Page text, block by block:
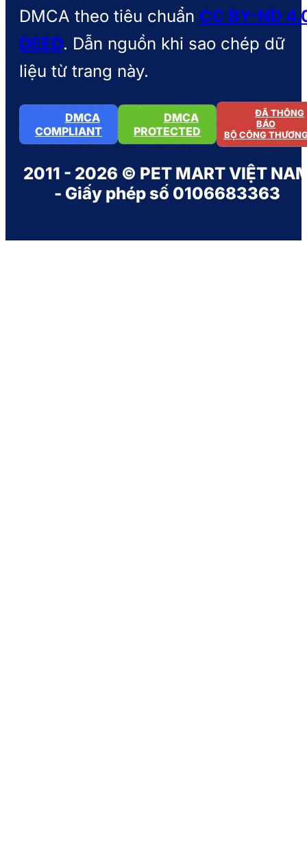
DMCA theo tiêu chuẩn CC BY-ND
DEED. Dẫn nguồn khi sao chép dữ
liệu từ trang này.
DMCA
COMPLIANT
DMCA
PROTECTED
ĐÃ THÔNG
BÁO
BỘ CÔNG
2011 - 2026 © PET MART VIỆT
- Giấy phép số 0106683363